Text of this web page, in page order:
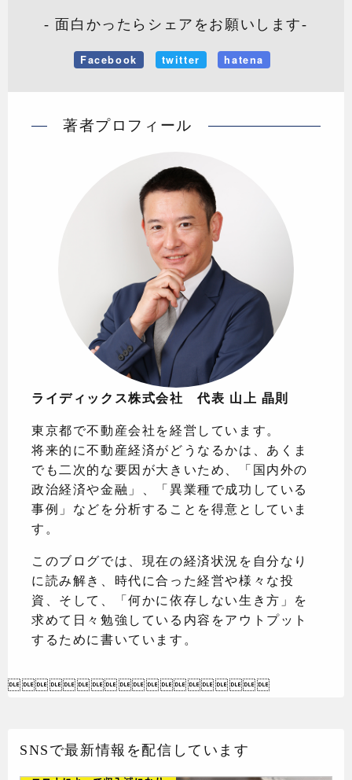
- 面白かったらシェアをお願いします-
Facebook twitter hatena
著者プロフィール
ライディックス株式会社 代表 山上 晶則
東京都で不動産会社を経営しています。
将来的に不動産経済がどうなるかは、あくま
でも二次的な要因が大きいため、「国内外の
政治経済や金融」、「異業種で成功している
事例」などを分析することを得意としていま
す。
このブログでは、現在の経済状況を自分なり
に読み解き、時代に合った経営や様々な投
資、そして、「何かに依存しない生き方」を
求めて日々勉強している内容をアウトプット
するために書いています。

SNSで最新情報を配信しています